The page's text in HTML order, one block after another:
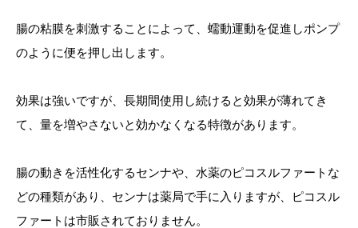
腸の粘膜を刺激することによって、蠕動運動を促進しポンプ
のように便を押し出します。
効果は強いですが、長期間使用し続けると効果が薄れてき
て、量を増やさないと効かなくなる特徴があります。
腸の動きを活性化するセンナや、水薬のピコスルファートな
どの種類があり、センナは薬局で手に入りますが、ピコスル
ファートは市販されておりません。